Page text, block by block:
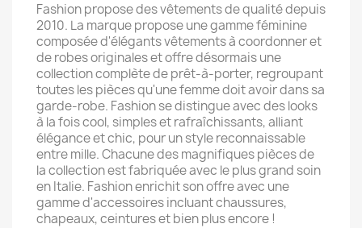
Fashion propose des vêtements de qualité depuis
2010. La marque propose une gamme féminine
composée d'élégants vêtements à coordonner et
de robes originales et offre désormais une
collection complète de prêt-à-porter, regroupant
toutes les pièces qu'une femme doit avoir dans sa
garde-robe. Fashion se distingue avec des looks
à la fois cool, simples et rafraîchissants, alliant
élégance et chic, pour un style reconnaissable
entre mille. Chacune des magnifiques pièces de
la collection est fabriquée avec le plus grand soin
en Italie. Fashion enrichit son offre avec une
gamme d'accessoires incluant chaussures,
chapeaux, ceintures et bien plus encore !